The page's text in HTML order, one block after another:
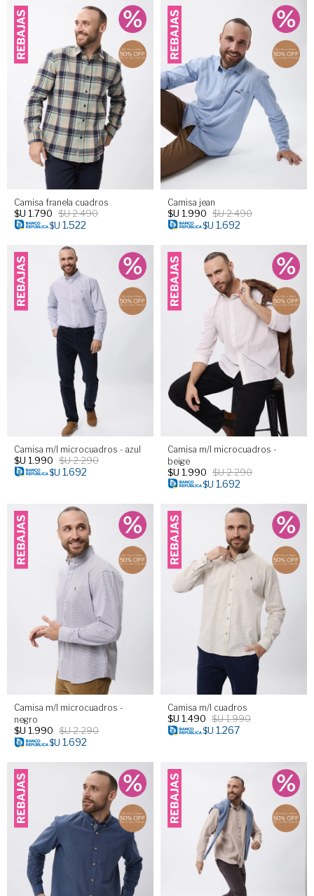
Camisa franela cuadros
$U 1.790 $U2.490
$U 1.522
Camisa jean
$U 1.990 $U2.490
$U 1.692
Camisa m/l microcuadros - azul
$U 1.990 $U2.290
$U 1.692
Camisa m/l microcuadros -
beige
$U 1.990 $U2.290
$U 1.692
Camisa m/l microcuadros -
negro
$U 1.990 $U2.290
$U 1.692
Camisa m/l cuadros
$U 1.490 $U1.990
$U 1.267